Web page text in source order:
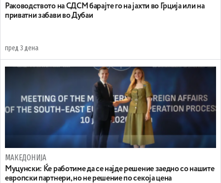
Раководството на СДСМ барајте го на јахти во Грција или на
приватни забави во Дубаи
пред 3 дена
МАКЕДОНИЈА
Муцунски: Ќе работиме да се најде решение заедно со нашите
европски партнери, но не решение по секоја цена